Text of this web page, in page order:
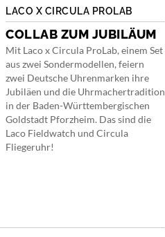
LACO X CIRCULA PROLAB
COLLAB ZUM JUBILÄUM
Mit Laco x Circula ProLab, einem Set
aus zwei Sondermodellen, feiern
zwei Deutsche Uhrenmarken ihre
Jubiläen und die Uhrmachertradition
in der Baden-Württembergischen
Goldstadt Pforzheim. Das sind die
Laco Fieldwatch und Circula
Fliegeruhr!